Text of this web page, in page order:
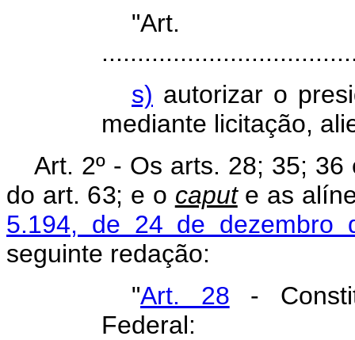
s) autorizar o
mediante licitação,
Art. 2º - Os arts. 28; 35; 36
do art. 63; e o capute as
5.194, de 24 de dezembro
seguinte redação:
"Art. 28 -
Federal: